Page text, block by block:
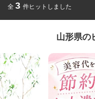
全 3 件ヒットしました
山形県の